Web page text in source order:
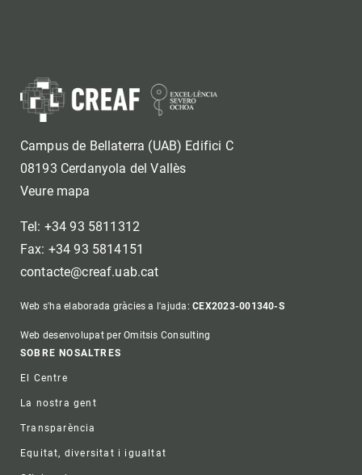
Campus de Bellaterra (UAB) Edifici C
08193 Cerdanyola del Vallès
Veure mapa
Tel: +34 93 5811312
Fax: +34 93 5814151
contacte@creaf.uab.cat
Web s'ha elaborada gràcies a l'ajuda:CEX2023-001340-S
Web desenvolupat per Omitsis Consulting
Footer
SOBRE NOSALTRES
El Centre
La nostra gent
Transparència
Equitat, diversitat i igualtat